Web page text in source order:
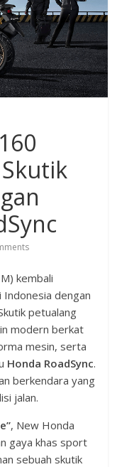
kembali
dengan
petualang
modern berkat
mesin, serta
Honda RoadSync.
berkendara yang
jalan.
, New Honda
gaya khas sport
sebuah skutik